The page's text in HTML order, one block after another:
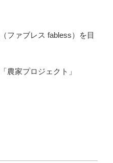
ファブレス fabless）を目
家プロジェクト」